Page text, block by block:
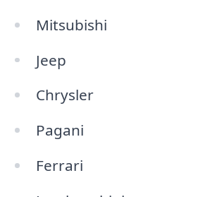
Mitsubishi
Jeep
Chrysler
Pagani
Ferrari